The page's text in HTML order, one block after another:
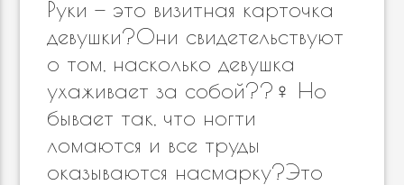
Руки — это визитная карточка
девушки?Они свидетельствуют
о том, насколько девушка
ухаживает за собой??‍♀️ Но
бывает так, что ногти
ломаются и все труды
оказываются насмарку?Это